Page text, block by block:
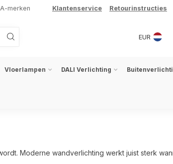
merken Klantenservice Retourinstructies
EUR
Vloerlampen DALI Verlichting
Moderne wandverlichting werkt juist sterk